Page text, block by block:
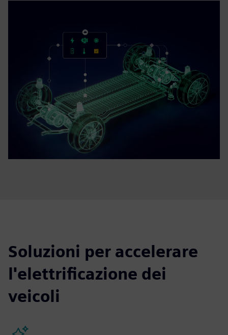
Soluzioni per accelerare
l'elettrificazione dei
veicoli